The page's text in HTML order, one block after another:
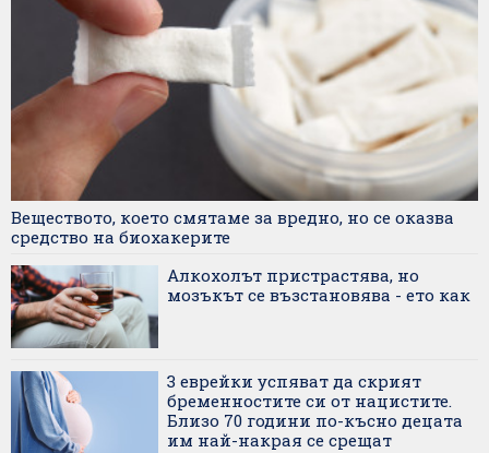
Веществото, което смятаме за вредно, но се оказва
средство на биохакерите
Алкохолът пристрастява, но
мозъкът се възстановява - ето как
3 еврейки успяват да скрият
бременностите си от нацистите.
Близо 70 години по-късно децата
им най-накрая се срещат